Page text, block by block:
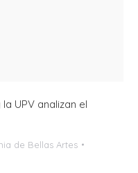
UPV analizan el
de Bellas Artes